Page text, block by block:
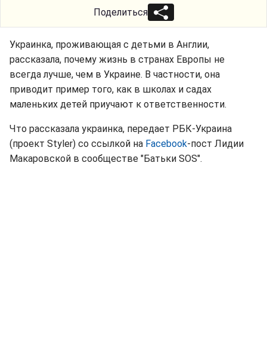
Поделиться
Украинка, проживающая с детьми в Англии,
рассказала, почему жизнь в странах Европы не
всегда лучше, чем в Украине. В частности, она
приводит пример того, как в школах и садах
маленьких детей приучают к ответственности.
Что рассказала украинка, передает РБК-Украина
(проект Styler) со ссылкой на Facebook-пост Лидии
Макаровской в сообществе "Батьки SOS".